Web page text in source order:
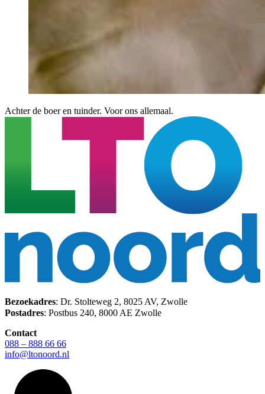
Achter de boer en tuinder. Voor ons allemaal.
Bezoekadres: Dr. Stolteweg 2, 8025 AV, Zwolle
Postadres: Postbus 240, 8000 AE Zwolle
Contact
088 – 888 66 66
info@ltonoord.nl